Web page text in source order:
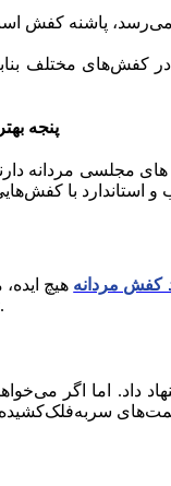
پاشنه کفش
در کفش‌های مختلف
پنجه
مردانه
کفش مردانه هیچ
توجه برای انتخاب بهتر کفش‌ برای مسافرت، آورده شده است.
اما اگر